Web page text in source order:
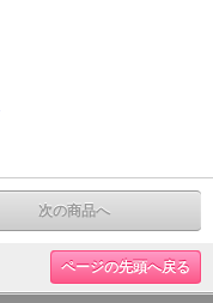
次の商品へ
ページの先頭へ戻る